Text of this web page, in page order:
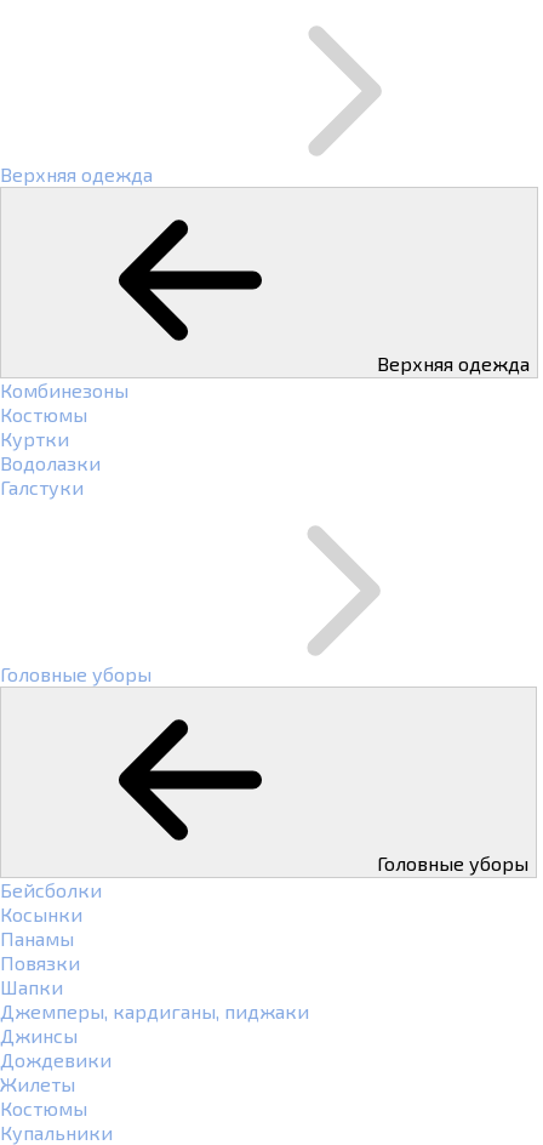
Верхняя одежда
Верхняя одежда
Комбинезоны
Костюмы
Куртки
Водолазки
Галстуки
Головные уборы
Головные уборы
Бейсболки
Косынки
Панамы
Повязки
Шапки
Джемперы, кардиганы, пиджаки
Джинсы
Дождевики
Жилеты
Костюмы
Купальники